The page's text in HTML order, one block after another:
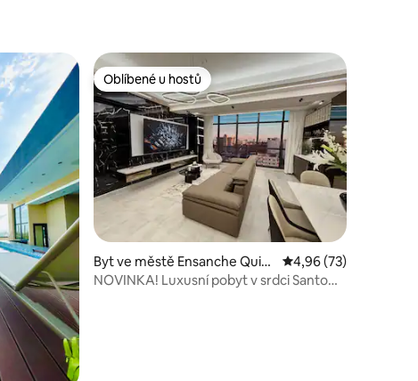
Oblíbené u hostů
Oblíbené u hostů
Byt ve městě Ensanche Quisq
ueya
Průměrné hodnocení
4,96 (73)
NOVINKA! Luxusní pobyt v srdci Santo